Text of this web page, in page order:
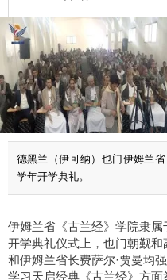
德黑兰（伊可纳）也门伊姆兰
学年开学典礼。
伊姆兰省《古兰经》学院隶
开学典礼仪式上，也门朝觐
和伊姆兰省长费萨尔·贾曼均
学习天启经典《古兰经》方面